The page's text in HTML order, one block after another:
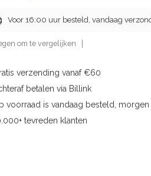
Voor 16:00 uur besteld, vandaag
om te vergelijken
verzending vanaf €60
betalen via Billink
voorraad is vandaag besteld, morgen
tevreden klanten